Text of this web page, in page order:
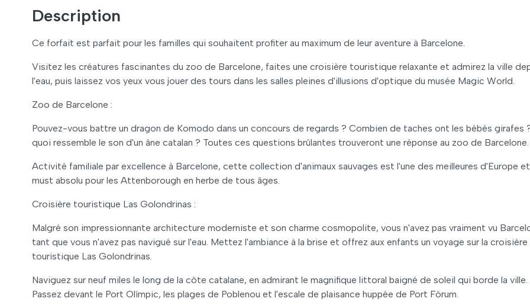
Description
Ce forfait est parfait pour les familles qui souhaitent profiter au maximum de leur aventure à Barcelone.
Visitez les créatures fascinantes du zoo de Barcelone, faites une croisière touristique relaxante et admirez la ville
l'eau, puis laissez vos yeux vous jouer des tours dans les salles pleines d'illusions d'optique du musée Magic World.
Zoo de Barcelone :
Pouvez-vous battre un dragon de Komodo dans un concours de regards ? Combien de taches ont les bébés girafes
quoi ressemble le son d'un âne catalan ? Toutes ces questions brûlantes trouveront une réponse au zoo de Barcelone.
Activité familiale par excellence à Barcelone, cette collection d'animaux sauvages est l'une des meilleures d'Europe et
must absolu pour les Attenborough en herbe de tous âges.
Croisière touristique Las Golondrinas :
Malgré son impressionnante architecture moderniste et son charme cosmopolite, vous n'avez pas vraiment vu
tant que vous n'avez pas navigué sur l'eau. Mettez l'ambiance à la brise et offrez aux enfants un voyage sur la croisière
touristique Las Golondrinas.
Naviguez sur neuf miles le long de la côte catalane, en admirant le magnifique littoral baigné de soleil qui borde la ville.
Passez devant le Port Olímpic, les plages de Poblenou et l'escale de plaisance huppée de Port Fòrum.